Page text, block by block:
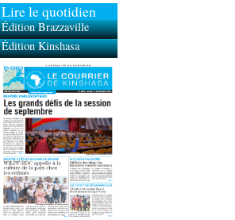
Lire le quotidien
Édition Brazzaville
Édition Kinshasa